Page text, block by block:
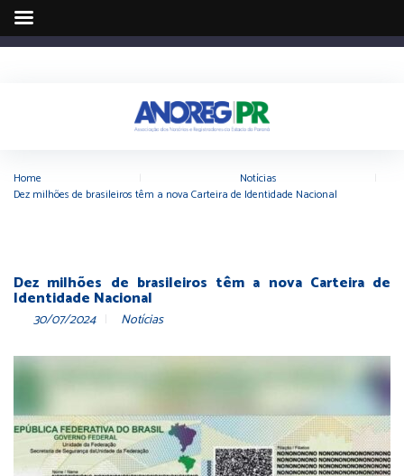
Home Notícias
Dez milhões de brasileiros têm a nova Carteira de Identidade Nacional
Dez milhões de brasileiros têm a nova Carteira de
Identidade Nacional
30/07/2024 Notícias